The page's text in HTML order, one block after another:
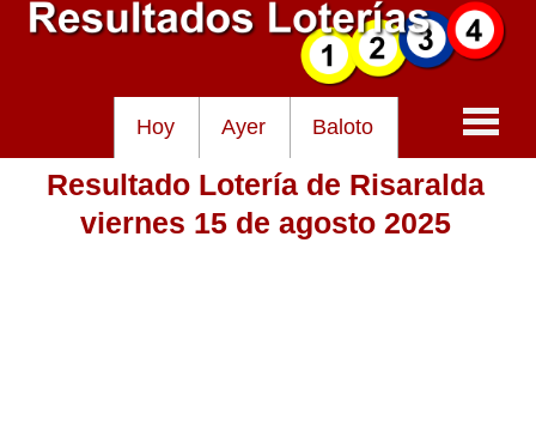
Hoy Ayer Baloto
Baloto
Resultado Lotería de Risaralda
viernes 15 de agosto 2025